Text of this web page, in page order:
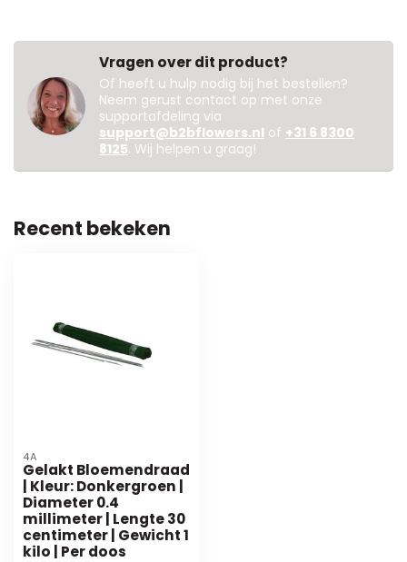
Vragen over dit product?
Of heeft u hulp nodig bij het bestellen?
Neem gerust contact op met onze
supportafdeling via
support@b2bflowers.nl of +31 6 8300
8125. Wij helpen u graag!
Recent bekeken
4A
Gelakt Bloemendraad
| Kleur: Donkergroen |
Diameter 0.4
millimeter | Lengte 30
centimeter | Gewicht 1
kilo | Per doos